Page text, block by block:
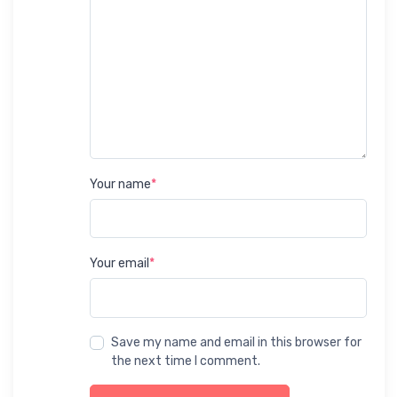
Your name*
Your email *
Save my name and email in this browser for
the next time I comment.